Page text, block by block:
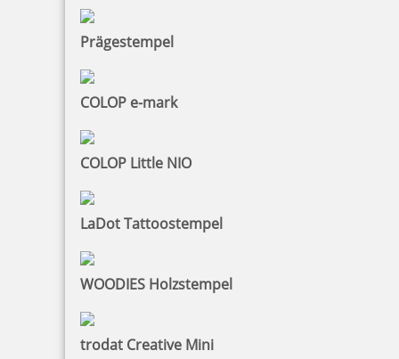
Prägestempel
COLOP e-mark
COLOP Little NIO
LaDot Tattoostempel
WOODIES Holzstempel
trodat Creative Mini